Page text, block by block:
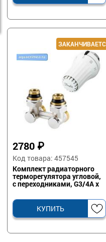
2780 ₽
Код товара: 457545
Комплект радиаторного
терморегулятора угловой,
с переходниками, G3/4A x
КУПИТЬ